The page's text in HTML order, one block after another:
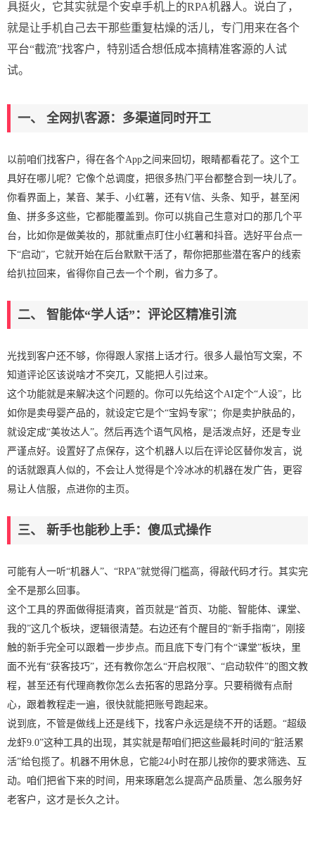
具挺火，它其实就是个安卓手机上的RPA机器人。说白了，
就是让手机自己去干那些重复枯燥的活儿，专门用来在各个
平台“截流”找客户，特别适合想低成本搞精准客源的人试
试。
一、 全网扒客源：多渠道同时开工
以前咱们找客户，得在各个App之间来回切，眼睛都看花了。这个工
具好在哪儿呢？它像个总调度，把很多热门平台都整合到一块儿了。
你看界面上，某音、某手、小红薯，还有V信、头条、知乎，甚至闲
鱼、拼多多这些，它都能覆盖到。你可以挑自己生意对口的那几个平
台，比如你是做美妆的，那就重点盯住小红薯和抖音。选好平台点一
下“启动”，它就开始在后台默默干活了，帮你把那些潜在客户的线索
给扒拉回来，省得你自己去一个个刷，省力多了。
二、 智能体“学人话”：评论区精准引流
光找到客户还不够，你得跟人家搭上话才行。很多人最怕写文案，不
知道评论区该说啥才不突兀，又能把人引过来。
这个功能就是来解决这个问题的。你可以先给这个AI定个“人设”，比
如你是卖母婴产品的，就设定它是个“宝妈专家”；你是卖护肤品的，
就设定成“美妆达人”。然后再选个语气风格，是活泼点好，还是专业
严谨点好。设置好了点保存，这个机器人以后在评论区替你发言，说
的话就跟真人似的，不会让人觉得是个冷冰冰的机器在发广告，更容
易让人信服，点进你的主页。
三、 新手也能秒上手：傻瓜式操作
可能有人一听“机器人”、“RPA”就觉得门槛高，得敲代码才行。其实完
全不是那么回事。
这个工具的界面做得挺清爽，首页就是“首页、功能、智能体、课堂、
我的”这几个板块，逻辑很清楚。右边还有个醒目的“新手指南”，刚接
触的新手完全可以跟着一步步点。而且底下专门有个“课堂”板块，里
面不光有“获客技巧”，还有教你怎么“开启权限”、“启动软件”的图文教
程，甚至还有代理商教你怎么去拓客的思路分享。只要稍微有点耐
心，跟着教程走一遍，很快就能把账号跑起来。
说到底，不管是做线上还是线下，找客户永远是绕不开的话题。“超级
龙虾9.0”这种工具的出现，其实就是帮咱们把这些最耗时间的“脏活累
活”给包揽了。机器不用休息，它能24小时在那儿按你的要求筛选、互
动。咱们把省下来的时间，用来琢磨怎么提高产品质量、怎么服务好
老客户，这才是长久之计。